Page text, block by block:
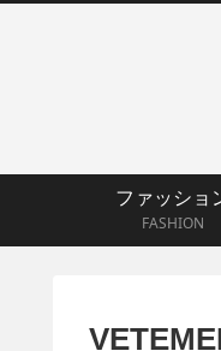
ファッショ
FASHION